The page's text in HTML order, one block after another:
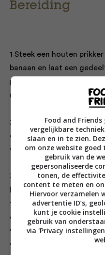
Bereiding
1 Steek een houten
banaan en laat een
pakken. Leg de bananen
met het grootste deel van
2 Klop alle ingrediënten
door elkaar; voeg tijdens
water toe, zodat er een
3 Zet een diepe
hem met een laagje olie
tot 180 °C; test de
een keukenthermometer
vallen – als het bubbelt
warm.
Food and
vergelijkbare
slaan en in te zien.
om onze website
gebruik van de
gepersonaliseerde
tonen, de
content te meten en
Hiervoor verzamelen
advertentie ID’s,
kunt je cookie
gebruik van
via 'Privacy